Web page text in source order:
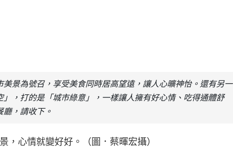
景為號召，享受美食同時居高望遠，讓人心曠神怡。還有另一
，打的是「城市綠意」，一樣讓人擁有好心情、吃得通體舒
，請收下。